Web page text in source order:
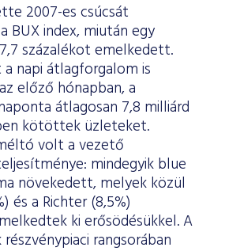
2007-es csúcsát
BUX index, miután egy
százalékot emelkedett.
napi átlagforgalom is
előző hónapban, a
átlagosan 7,8 milliárd
kötöttek üzleteket.
volt a vezető
mindegyik blue
növekedett, melyek közül
és a Richter (8,5%)
ki erősödésükkel. A
rangsorában